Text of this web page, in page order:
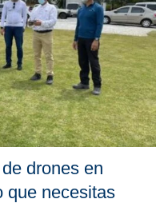
drones en
que necesitas